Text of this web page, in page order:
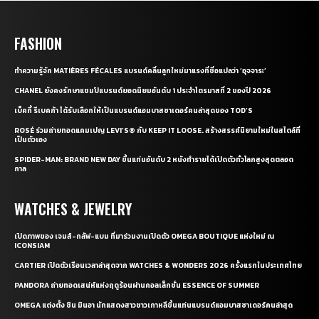
FASHION
ทำความรู้จัก MATIÈRES FÉCALES แบรนด์คลื่นลูกใหม่มาแรงที่ชื่อแปลว่า ‘อุจจาระ’
CHANEL ยังคงรักษาแชมป์แบรนด์ยอดนิยมอันดับ 1 ประจำไตรมาสที่ 2 ของปี 2026
เบ็คกี้ รีเบคก้า ได้รับเลือกให้เป็นแบรนด์แอมบาสซาเดอร์คนล่าสุดของ TOD’S
ROSÉ ร่วมถ่ายทอดแคมเปญ LEVI’S® กับ KEEP IT LOOSE. สร้างสรรค์นิยามใหม่ในสไตล์ที่
เป็นตัวเอง
SPIDER-MAN: BRAND NEW DAY ขึ้นแท่นอันดับ 2 หนังทำรายได้เปิดตัวทั่วโลกสูงสุดตลอด
กาล
WATCHES & JEWELRY
เปิดภาพของ เจมส์-กลัฟ-แบม ที่มาร่วมงานเปิดตัว OMEGA BOUTIQUE แห่งใหม่ ณ
ICONSIAM
CARTIER เปิดตัวเรือนเวลาล่าสุดจาก WATCHES & WONDERS 2026 ครั้งแรกในประเทศไทย
PANDORA ถ่ายทอดเสน่ห์แห่งฤดูร้อนผ่านคอลเล็กชั่น ESSENCE OF SUMMER
OMEGA แต่งตั้ง ชิน มินอา นักแสดงสาวชาวเกาหลีขึ้นแท่นแบรนด์แอมบาสซาเดอร์คนล่าสุด